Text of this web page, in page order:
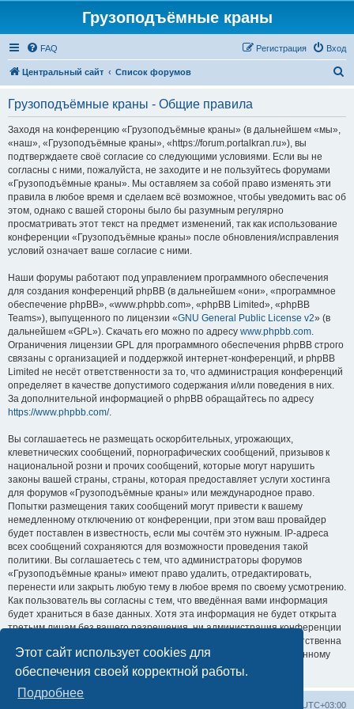
Этот сайт использует cookies для
обеспечения своей корректной работы.
Подробнее
Грузоподъёмные краны
FAQ Вход
Регистрация
Центральный сайт Список форумов
Грузоподъёмные краны - Общие правила
Заходя на конференцию «Грузоподъёмные краны» (в дальнейшем «мы»,
«наш», «Грузоподъёмные краны», «https://forum.portalkran.ru»), вы
подтверждаете своё согласие со следующими условиями. Если вы не
согласны с ними, пожалуйста, не заходите и не пользуйтесь форумами
«Грузоподъёмные краны». Мы оставляем за собой право изменять эти
правила в любое время и сделаем всё возможное, чтобы уведомить вас об
этом, однако с вашей стороны было бы разумным регулярно
просматривать этот текст на предмет изменений, так как использование
конференции «Грузоподъёмные краны» после обновления/исправления
условий означает ваше согласие с ними.
Наши форумы работают под управлением программного обеспечения
для создания конференций phpBB (в дальнейшем «они», «программное
обеспечение phpBB», «www.phpbb.com», «phpBB Limited», «phpBB
Teams»), выпущенного по лицензии «GNU General Public License v2» (в
дальнейшем «GPL»). Скачать его можно по адресу www.phpbb.com.
Ограничения лицензии GPL для программного обеспечения phpBB строго
связаны с организацией и поддержкой интернет-конференций, и phpBB
Limited не несёт ответственности за то, что администрация конференций
определяет в качестве допустимого содержания и/или поведения в них.
За дополнительной информацией о phpBB обращайтесь по адресу
https://www.phpbb.com/.
Вы соглашаетесь не размещать оскорбительных, угрожающих,
клеветнических сообщений, порнографических сообщений, призывов к
национальной розни и прочих сообщений, которые могут нарушить
законы вашей страны, страны, которая предоставляет услуги хостинга
для форумов «Грузоподъёмные краны» или международное право.
Попытки размещения таких сообщений могут привести к вашему
немедленному отключению от конференции, при этом ваш провайдер
будет поставлен в известность, если мы сочтём это нужным. IP-адреса
всех сообщений сохраняются для возможности проведения такой
политики. Вы соглашаетесь с тем, что администраторы форумов
«Грузоподъёмные краны» имеют право удалить, отредактировать,
перенести или закрыть любую тему в любое время по своему усмотрению.
Как пользователь вы согласны с тем, что введённая вами информация
будет храниться в базе данных. Хотя эта информация не будет открыта
третьим лицам без вашего разрешения, ни администрация конференции
«Грузоподъёмные краны», ни phpBB Limited не может быть ответственна
за действия хакеров, которые могут привести к несанкционированному
доступу к ней.
UTC+03:00